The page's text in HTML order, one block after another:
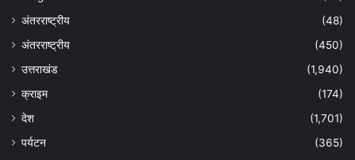
अंतरराष्ट्रीय
(48)
अंतरराष्ट्रीय
(450)
उत्तराखंड
(1,940)
क्राइम
(174)
देश
(1,701)
पर्यटन
(365)